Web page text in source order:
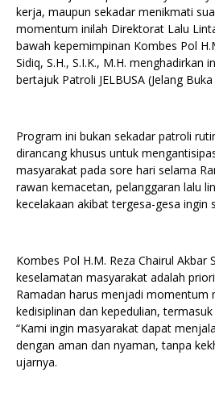
kerja, maupun sekadar menikmati
momentum inilah Direktorat Lalu
bawah kepemimpinan Kombes Pol
Sidiq, S.H., S.I.K., M.H. menghadirkan
bertajuk Patroli JELBUSA (Jelang
Program ini bukan sekadar patroli
dirancang khusus untuk
masyarakat pada sore hari selama
rawan kemacetan, pelanggaran lalu
kecelakaan akibat tergesa-gesa ingin
Kombes Pol H.M. Reza Chairul Akbar
keselamatan masyarakat adalah
Ramadan harus menjadi momentum
kedisiplinan dan kepedulian,
“Kami ingin masyarakat dapat
dengan aman dan nyaman, tanpa
ujarnya.